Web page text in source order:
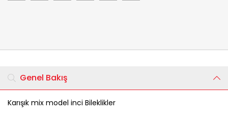
Genel Bakış
Karışık mix model inci Bileklikler